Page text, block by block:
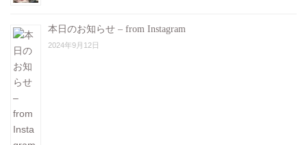
本日のお知らせ – from Instagram
2024年9月12日